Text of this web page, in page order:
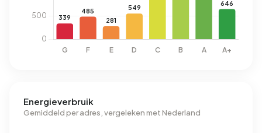
Energieverbruik
Gemiddeld per adres, vergeleken met Nederland